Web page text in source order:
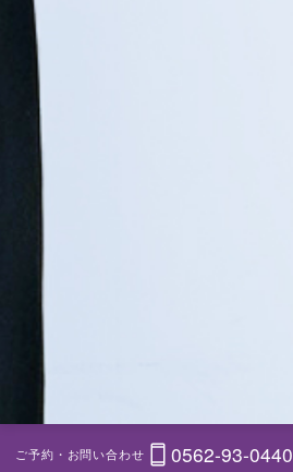
ご予約・お問い合わせ 0562-93-0440